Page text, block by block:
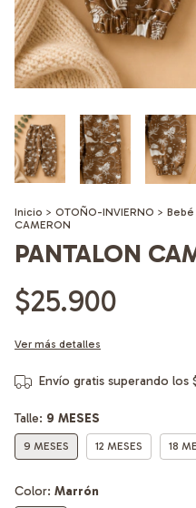
Inicio > OTOÑO-INVIERNO > Bebé
CAMERON
PANTALON
$25.900
Ver más detalles
Envío gratis superando los
Talle: 9 MESES
9 MESES 12 MESES 18
Color: Marrón